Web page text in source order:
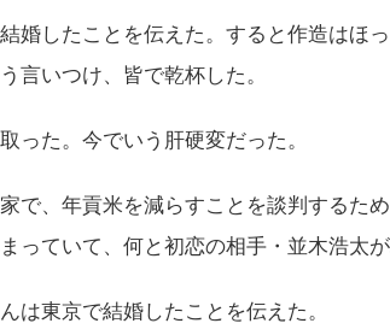
婚したことを伝えた。すると作造はほ
言いつけ、皆で乾杯した。
った。今でいう肝硬変だった。
で、年貢米を減らすことを談判するた
っていて、何と初恋の相手・並木浩太が
は東京で結婚したことを伝えた。